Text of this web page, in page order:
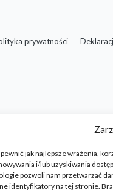
jak najlepsze wrażenia,
i/lub uzyskiwania
pozwoli nam przetwarzać
identyfikatory na tej stronie.
prywatności